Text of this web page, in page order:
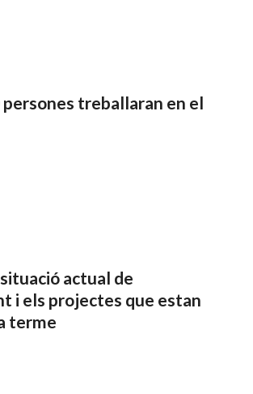
persones treballaran en el
actual de
i els projectes que estan
terme